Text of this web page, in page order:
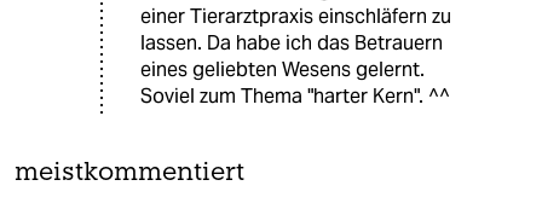
einer Tierarztpraxis einschläfern zu
lassen. Da habe ich das Betrauern
eines geliebten Wesens gelernt.
Soviel zum Thema "harter Kern". ^^
meistkommentiert